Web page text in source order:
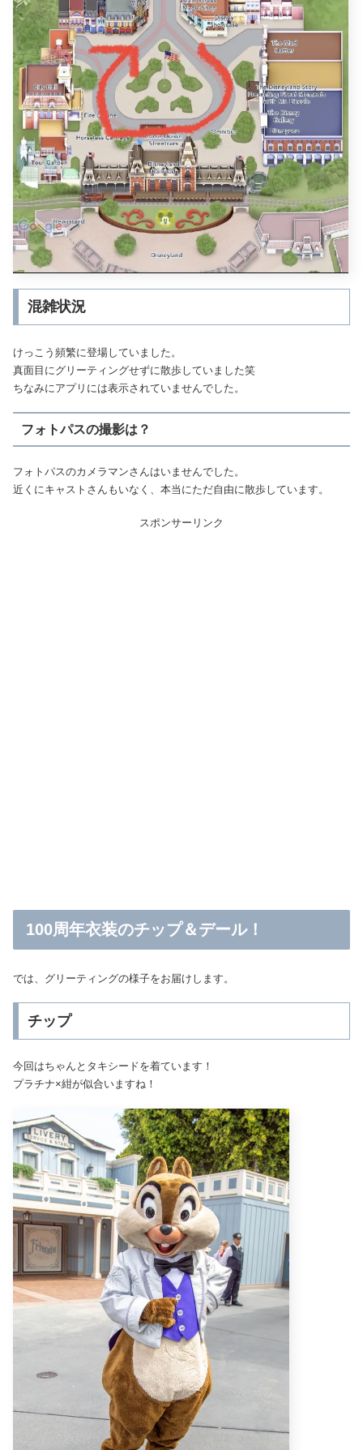
混雑状況
けっこう頻繁に登場していました。
真面目にグリーティングせずに散歩していました笑
ちなみにアプリには表示されていませんでした。
フォトパスの撮影は？
フォトパスのカメラマンさんはいませんでした。
近くにキャストさんもいなく、本当にただ自由に散歩しています。
スポンサーリンク
100周年衣装のチップ＆デール！
では、グリーティングの様子をお届けします。
チップ
今回はちゃんとタキシードを着ています！
プラチナ×紺が似合いますね！